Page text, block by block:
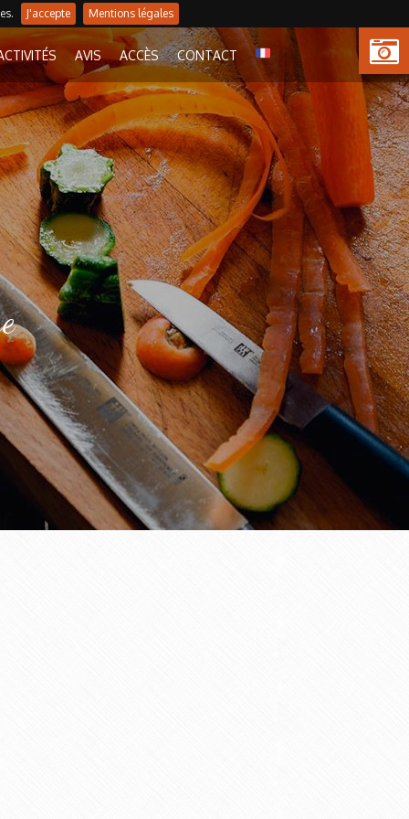
J'accepte Mentions légales
AVIS ACCÈS CONTACT
FR
LE GÎTE
PRIX & INFOS
DISPONIBILITÉS
OFFRES GOURMANDES
ACTIVITÉS